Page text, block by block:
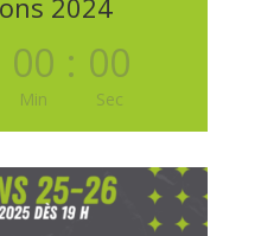
2024
00
Min
: 00
Sec